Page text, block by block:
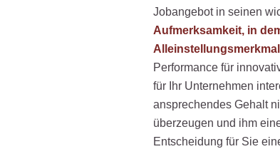
Jobangebot in seinen
Aufmerksamkeit, in
Performance für
für Ihr Unternehmen
ansprechendes Gehalt
überzeugen und ihm
Entscheidung für Sie